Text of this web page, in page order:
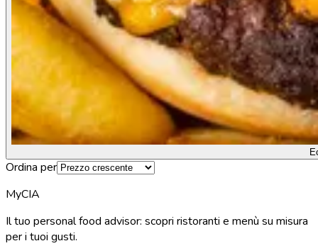
Ordina per
MyCIA
Il tuo personal food advisor: scopri ristoranti e menù su misura
per i tuoi gusti.